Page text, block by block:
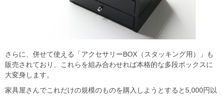
さらに、併せて使える「アクセサリーBOX（スタッキング用）」も
販売されており、これらを組み合わせれば本格的な多段ボックスに
大変身します。
家具屋さんでこれだけの規模のものを購入しようとすると5,000円以